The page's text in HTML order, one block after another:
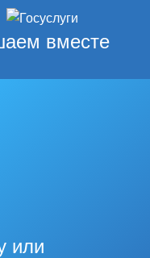
вместе
или